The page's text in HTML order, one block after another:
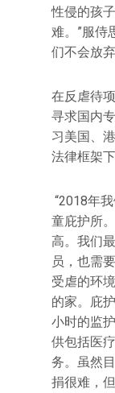
性侵的孩
难。”服侍
们不会放
在反虐待
寻求国内
习美国、
法律框架
“2018年
童庇护所
高。我们
员，也需
受虐的环
的家。庇
小时的监
供包括医
务。虽然
捐很难，